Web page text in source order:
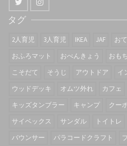
タグ
2人育児 3人育児 IKEA JAF お
おふろマット
おべんきょう おも
こそだて
そうじ アウトドア
イ
ウッドデッキ
オムツ外れ カフェ
キッズタンブラー
キャンプ クー
サイベックス
サンダル トイトレ
バウンサー
パラコードクラフト